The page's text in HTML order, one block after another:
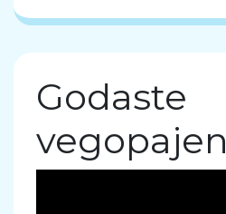
Godaste
vegopajen